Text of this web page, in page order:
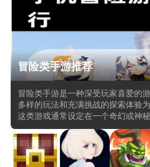
冒险类手游推荐
冒险类手游是一种深受玩家喜爱的
多样的玩法和充满挑战的探索体验
这类游戏通常设定在一个奇幻或神
角色，通过解谜、战斗、探索等方
故事的真相。冒险类手游的玩法多
险、角色扮演冒险等多种类型。例
材的RPG探索卡牌放置手游，玩家